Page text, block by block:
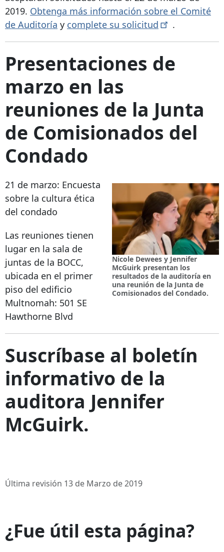
2019. Obtenga más información sobre el Comité
de Auditoría y complete su solicitud .
Presentaciones de
marzo en las
reuniones de la Junta
de Comisionados del
Condado
Nicole Dewees y Jennifer
McGuirk presentan los
resultados de la auditoría en
una reunión de la Junta de
Comisionados del Condado.
21 de marzo: Encuesta
sobre la cultura ética
del condado
Las reuniones tienen
lugar en la sala de
juntas de la BOCC,
ubicada en el primer
piso del edificio
Multnomah: 501 SE
Hawthorne Blvd
Suscríbase al boletín
informativo de la
auditora Jennifer
McGuirk.
Última revisión 13 de Marzo de 2019
¿Fue útil esta página?